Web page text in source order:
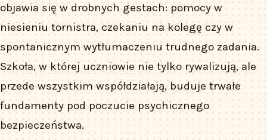
objawia się w drobnych gestach: pomocy w
niesieniu tornistra, czekaniu na kolegę czy w
spontanicznym wytłumaczeniu trudnego zadania.
Szkoła, w której uczniowie nie tylko rywalizują, ale
przede wszystkim współdziałają, buduje trwałe
fundamenty pod poczucie psychicznego
bezpieczeństwa.